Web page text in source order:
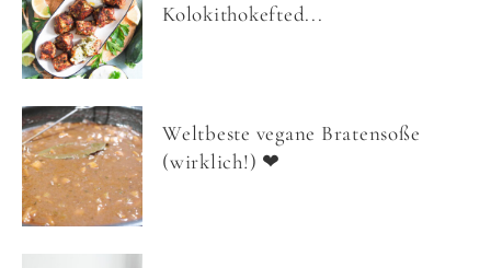
Kolokithokefted...
Weltbeste vegane Bratensoße
(wirklich!) ❤